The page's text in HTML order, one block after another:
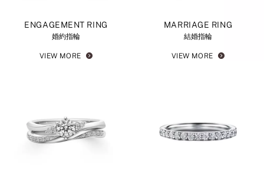
ENGAGEMENT RING
婚約指輪
VIEW MORE
MARRIAGE RING
結婚指輪
VIEW MORE